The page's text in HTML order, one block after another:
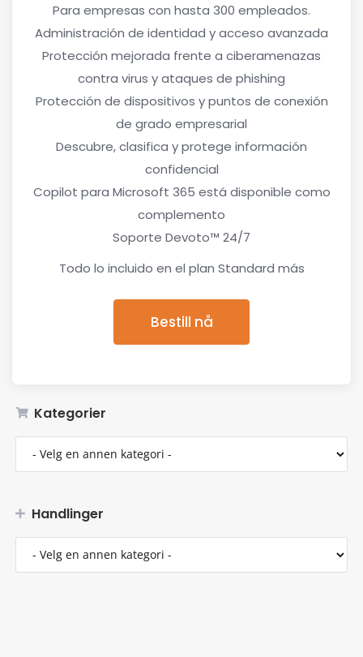
Kategorier
Handlinger
Para empresas con hasta 300 empleados.
Administración de identidad y acceso avanzada
Protección mejorada frente a ciberamenazas
contra virus y ataques de phishing
Protección de dispositivos y puntos de conexión
de grado empresarial
Descubre, clasifica y protege información
confidencial
Copilot para Microsoft 365 está disponible como
complemento
Soporte Devoto™ 24/7
Todo lo incluido en el plan Standard más
Bestill nå